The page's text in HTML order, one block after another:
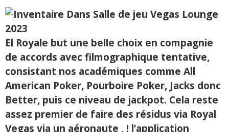
El Royale but une belle choix en compagnie
de accords avec filmographique tentative,
consistant nos académiques comme All
American Poker, Pourboire Poker, Jacks donc
Better, puis ce niveau de jackpot. Cela reste
assez premier de faire des résidus via Royal
Vegas via un aéronaute , ! l’application